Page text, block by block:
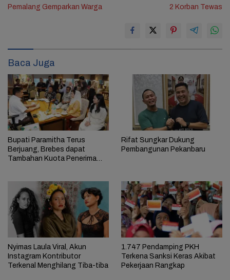
Pemalang Gemparkan Warga
2 Korban Tewas
1
Baca Juga
Bupati Paramitha Terus
Berjuang, Brebes dapat
Tambahan Kuota Penerima
Rifat Sungkar Dukung
Pembangunan Pekanbaru
Nyimas Laula Viral, Akun
Instagram Kontributor
Terkenal Menghilang Tiba-tiba
1.747 Pendamping PKH
Terkena Sanksi Keras Akibat
Pekerjaan Rangkap